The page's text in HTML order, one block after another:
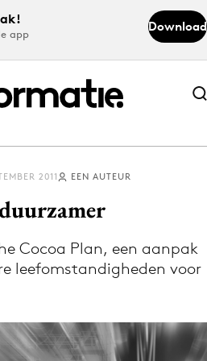
app
Download
Abonneer nu
Abonneer nu
de app
via de Adformatie
2011 EEN AUTEUR
Cocoa Plan, een aanpak
leefomstandigheden voor